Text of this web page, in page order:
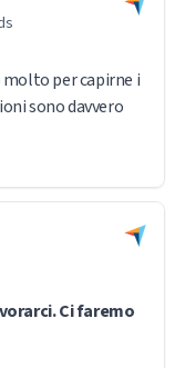
molto per capirne i
sono davvero
Ci faremo